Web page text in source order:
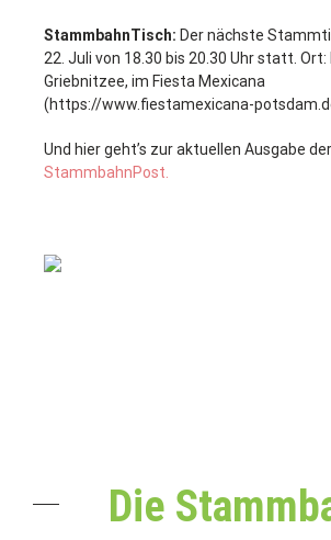
StammbahnTisch: Der nächste
22. Juli von 18.30 bis 20.30 Uhr statt.
Griebnitzee, im Fiesta Mexicana
(https://www.fiestamexicana-
Und hier geht’s zur aktuellen Ausgabe der
StammbahnPost.
Die